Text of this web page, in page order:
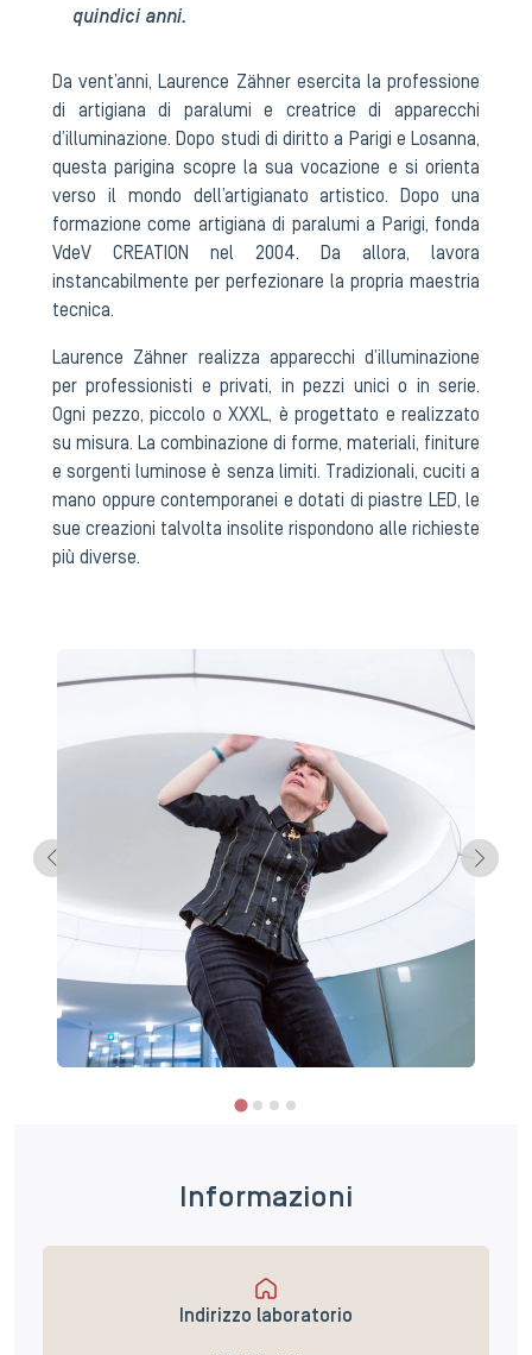
quindici anni.
Da vent’anni, Laurence Zähner esercita la professione
di artigiana di paralumi e creatrice di apparecchi
d’illuminazione. Dopo studi di diritto a Parigi e Losanna,
questa parigina scopre la sua vocazione e si orienta
verso il mondo dell’artigianato artistico. Dopo una
formazione come artigiana di paralumi a Parigi, fonda
VdeV CREATION nel 2004. Da allora, lavora
instancabilmente per perfezionare la propria maestria
tecnica.
Laurence Zähner realizza apparecchi d’illuminazione
per professionisti e privati, in pezzi unici o in serie.
Ogni pezzo, piccolo o XXXL, è progettato e realizzato
su misura. La combinazione di forme, materiali, finiture
e sorgenti luminose è senza limiti. Tradizionali, cuciti a
mano oppure contemporanei e dotati di piastre LED, le
sue creazioni talvolta insolite rispondono alle richieste
più diverse.
Informazioni
Indirizzo laboratorio